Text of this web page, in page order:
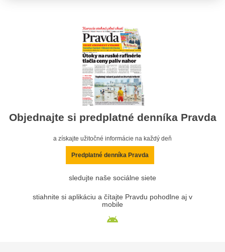
Objednajte si predplatné denníka Pravda
a získajte užitočné informácie na každý deň
Predplatné denníka Pravda
sledujte naše sociálne siete
stiahnite si aplikáciu a čítajte Pravdu pohodlne aj v
mobile